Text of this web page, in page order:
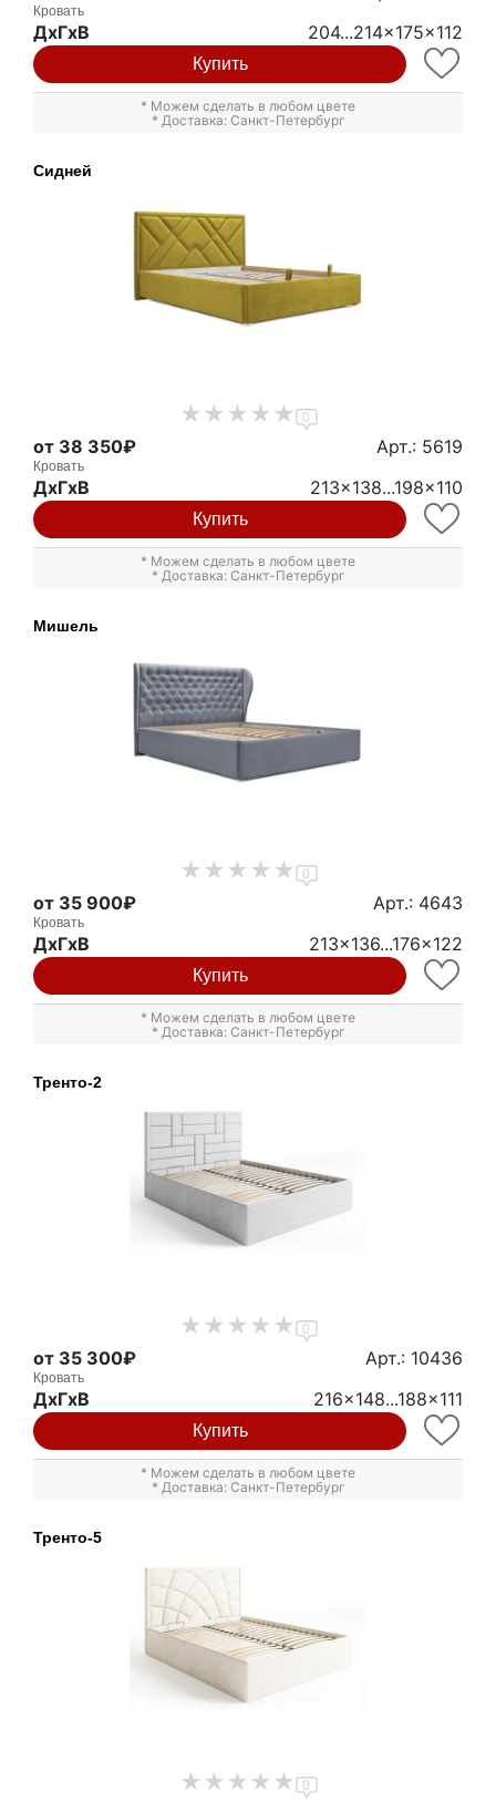
Кровать
ДxГxВ 204...214x175x112
Купить
* Можем сделать в любом цвете
* Доставка: Санкт-Петербург
Сидней
0
от 38 350₽ Арт.: 5619
Кровать
ДxГxВ 213x138...198x110
Купить
* Можем сделать в любом цвете
* Доставка: Санкт-Петербург
Мишель
0
от 35 900₽ Арт.: 4643
Кровать
ДxГxВ 213x136...176x122
Купить
* Можем сделать в любом цвете
* Доставка: Санкт-Петербург
Тренто-2
0
от 35 300₽ Арт.: 10436
Кровать
ДxГxВ 216x148...188x111
Купить
* Можем сделать в любом цвете
* Доставка: Санкт-Петербург
Тренто-5
0